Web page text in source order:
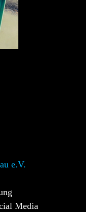
e.V.
Media